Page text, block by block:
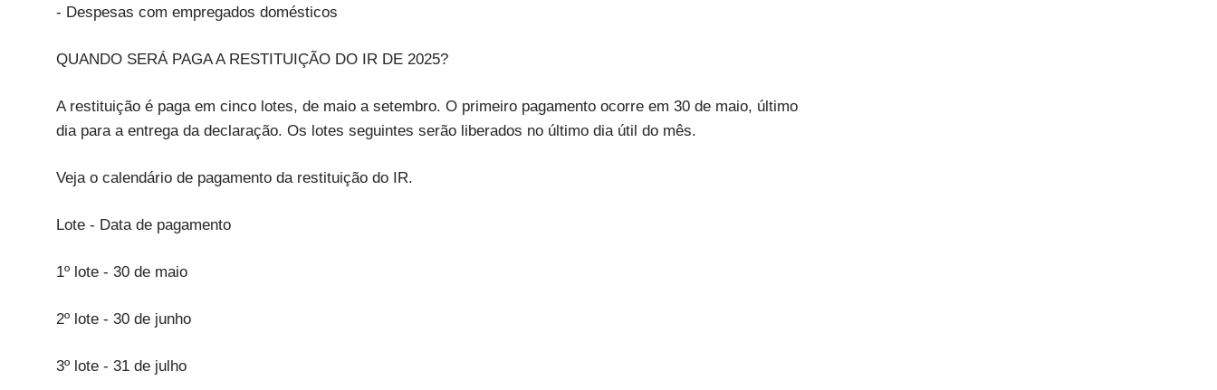
- Despesas com empregados domésticos
QUANDO SERÁ PAGA A RESTITUIÇÃO DO IR DE 2025?
A restituição é paga em cinco lotes, de maio a setembro. O primeiro pagamento ocorre em 30 de maio, último
dia para a entrega da declaração. Os lotes seguintes serão liberados no último dia útil do mês.
Veja o calendário de pagamento da restituição do IR.
Lote - Data de pagamento
1º lote - 30 de maio
2º lote - 30 de junho
3º lote - 31 de julho